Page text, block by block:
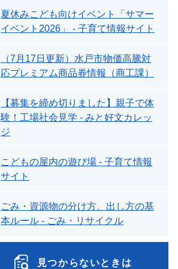
夏休みこども向けイベント「サマー
イベント2026」 - 子育て情報サイト
（7月17日更新）水戸市物価高騰対
応プレミアム商品券情報（商工課）
【募集を締め切りました】親子で体
験！工場社会見学 - みと好文カレッ
ジ
こどもの屋内の遊び場 - 子育て情報
サイト
ごみ・資源物の分け方、出し方の基
本ルール - ごみ・リサイクル
見つからないときは